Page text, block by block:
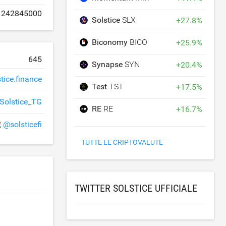
242845000
645
Solstice_TG
@solsticefi
SolsticeSLX +27.8%
Biconomy BICO +25.9%
SynapseSYN +20.4%
TestTST +17.5%
RE RE +16.7%
TUTTE LE CRIPTOVALUTE
TWITTER SOLSTICE UFFICIALE